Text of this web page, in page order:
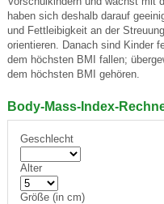
haben sich deshalb darauf
und Fettleibigkeit an der
orientieren. Danach sind Kinder
dem höchsten BMI fallen;
dem höchsten BMI gehören.
Body-Mass-Index-
Geschlecht
Alter
Größe (in cm)